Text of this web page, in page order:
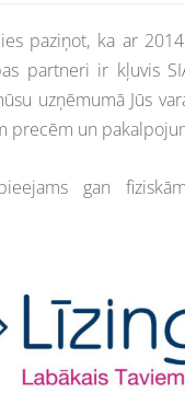
paziņot, ka ar
partneri ir kļuvis
uzņēmumā Jūs
precēm un
gan